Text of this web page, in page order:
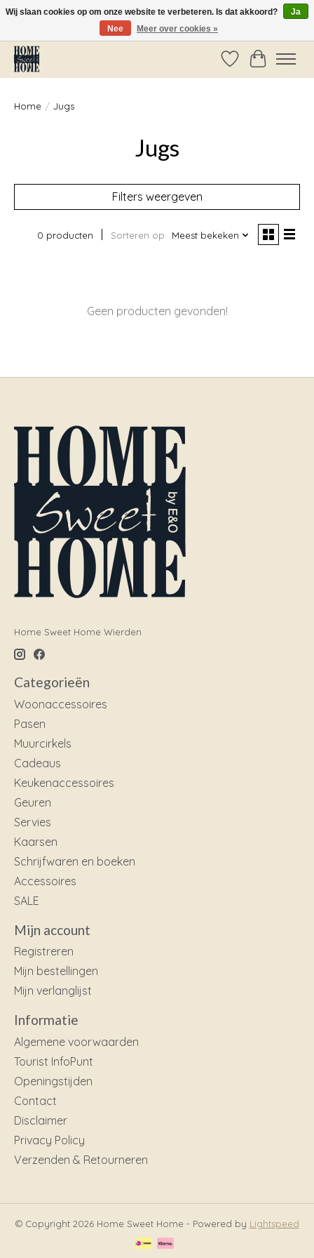
Vóór 14:00 besteld, dezelfde dag verzonden!
Verlanglijst
Home / Jugs
Jugs
Filters weergeven
0 producten Sorteren op Meest bekeken
Geen producten gevonden!
Home Sweet Home Wierden
Categorieën
Woonaccessoires
Pasen
Muurcirkels
Cadeaus
Keukenaccessoires
Geuren
Servies
Kaarsen
Schrijfwaren en boeken
Accessoires
SALE
Mijn account
Registreren
Mijn bestellingen
Mijn verlanglijst
Informatie
Algemene voorwaarden
Tourist InfoPunt
Openingstijden
Contact
Disclaimer
Privacy Policy
Verzenden & Retourneren
© Copyright 2026 Home Sweet Home - Powered by Lightspeed
Wij slaan cookies op om onze website te verbeteren. Is dat akkoord?
Ja
Nee
Meer over cookies »